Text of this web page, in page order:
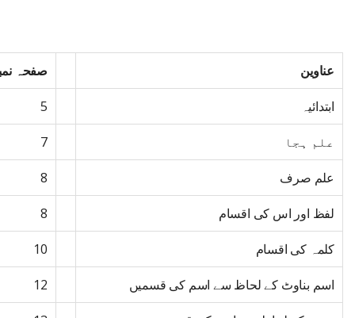
عناوین صفحہ
ابتدائیہ 5
علم ہجا 7
علم صرف 8
لفظ اور اس کی اقسام 8
کلمہ کی اقسام 10
اسم بناوٹ کے لحاظ سے اسم کی قسمیں 12